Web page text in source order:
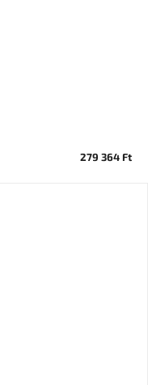
279 364 Ft